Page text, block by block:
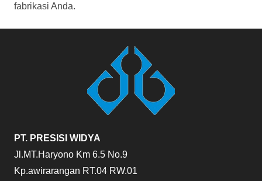
fabrikasi Anda.
PT. PRESISI WIDYA
Jl.MT.Haryono Km 6.5 No.9
Kp.awirarangan RT.04 RW.01